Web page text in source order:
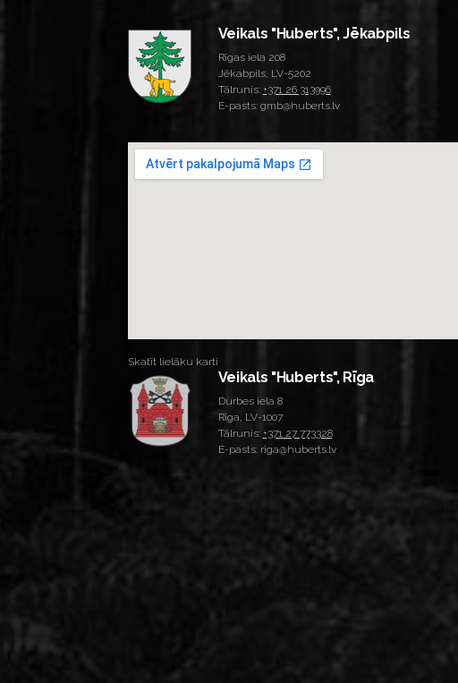
Veikals "Huberts", Jēkabpils
Rīgas iela 208
Jēkabpils, LV-5202
Tālrunis: +371 26 313996
E-pasts: gmb@huberts.lv
Skatīt lielāku karti
Veikals "Huberts", Rīga
Durbes iela 8
Rīga, LV-1007
Tālrunis: +371 27 773328
E-pasts: riga@huberts.lv